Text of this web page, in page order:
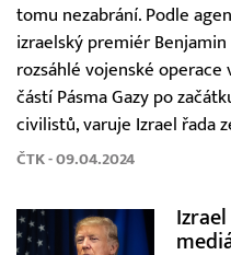
tomu nezabrání. Podle
izraelský premiér
rozsáhlé vojenské operace
částí Pásma Gazy po
civilistů, varuje Izrael řada
ČTK - 09.04.2024